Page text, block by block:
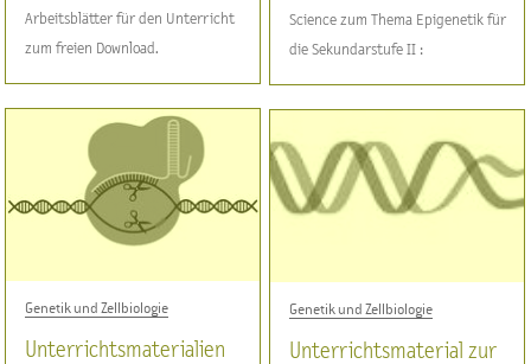
Arbeitsblätter für den Unterricht
zum freien Download.
Science zum Thema Epigenetik für
die Sekundarstufe II :
Genetik und Zellbiologie
Unterrichtsmaterialien
Genetik und Zellbiologie
Unterrichtsmaterial zur